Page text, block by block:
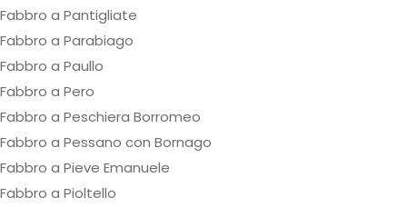
Fabbro a Pantigliate
Fabbro a Parabiago
Fabbro a Paullo
Fabbro a Pero
Fabbro a Peschiera Borromeo
Fabbro a Pessano con Bornago
Fabbro a Pieve Emanuele
Fabbro a Pioltello